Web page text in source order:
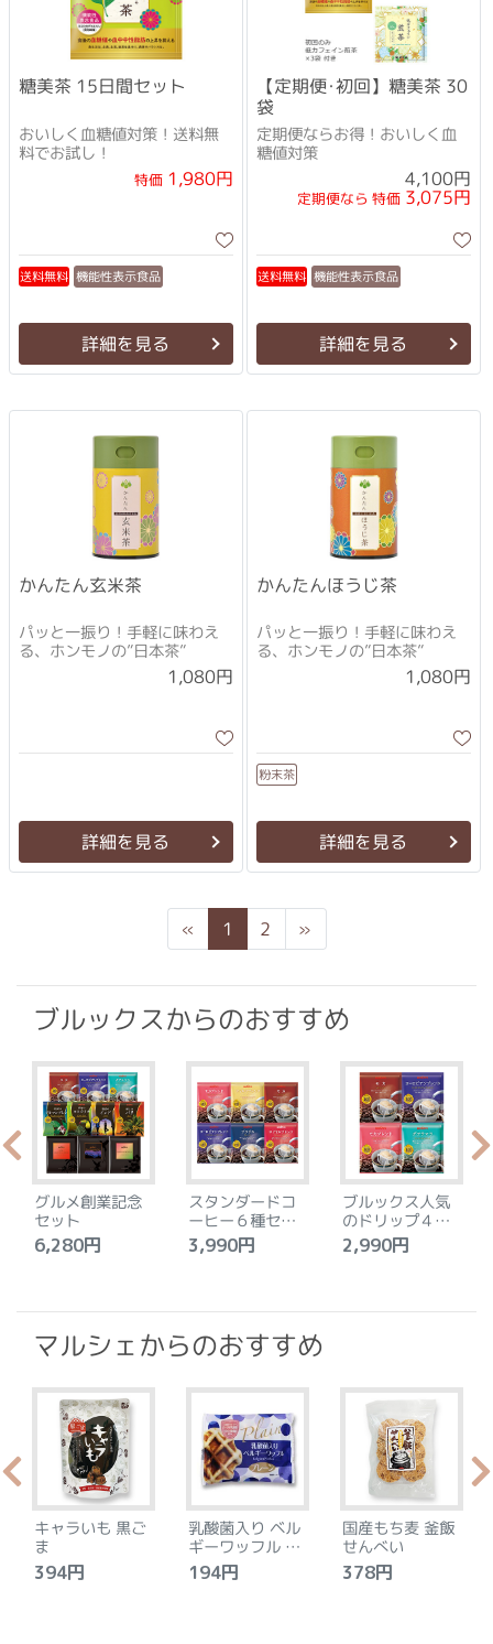
糖美茶 15日間セット
おいしく血糖値対策！送料無
料でお試し！
特価1,980円
送料無料 機能性表示食品
詳細を見る
【定期便･初回】糖美茶 30
袋
定期便ならお得！おいしく血
糖値対策
4,100円
定期便なら 特価3,075円
送料無料 機能性表示食品
詳細を見る
かんたん玄米茶
パッと一振り！手軽に味わえ
る、ホンモノの”日本茶”
1,080円
詳細を見る
かんたんほうじ茶
パッと一振り！手軽に味わえ
る、ホンモノの”日本茶”
1,080円
粉末茶
詳細を見る
« Previous
1 2 »
ブルックスからのおすすめ
グルメ創業記念
セット
6,280円
スタンダードコ
ーヒー６種セッ
ト
3,990円
ブルックス人気
のドリップ４種
セット
2,990円
マルシェからのおすすめ
キャラいも 黒ご
ま
394円
乳酸菌入り ベル
ギーワッフル プ
レーン
194円
国産もち麦 釜飯
せんべい
378円